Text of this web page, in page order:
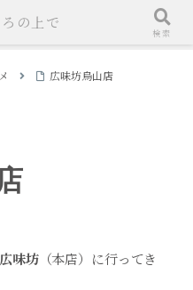
広味坊烏山店
広味坊（本店）に行ってき
の上で
検索